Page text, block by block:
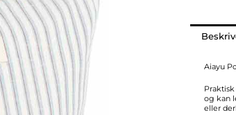
Aiayu
og kan
eller